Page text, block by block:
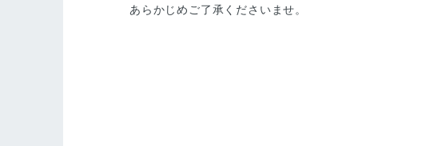
あらかじめご了承くださいませ。